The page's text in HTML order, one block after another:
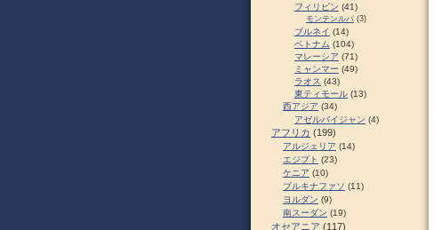
フィリピン (41)
モンテンルパ (3)
ブルネイ (14)
ベトナム (104)
マレーシア (71)
ミャンマー (49)
ラオス (43)
東ティモール (13)
西アジア (34)
アゼルバイジャン (4)
アフリカ (199)
アルジェリア (14)
エジプト (23)
ケニア (10)
ブルキナファソ (11)
ヨルダン (9)
南スーダン (19)
オセアニア (117)